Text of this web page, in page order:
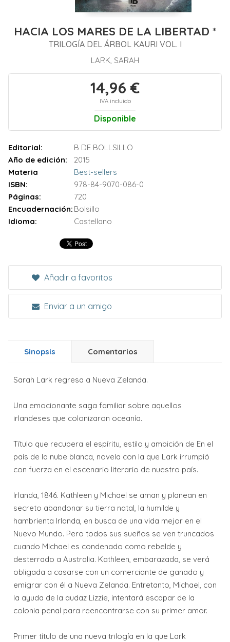
HACIA LOS MARES DE LA LIBERTAD *
TRILOGÍA DEL ÁRBOL KAURI VOL. I
LARK, SARAH
14,96 €
IVA incluido
Disponible
Editorial:
B DE BOLLSILLO
Año de edición:
2015
Materia
Best-sellers
ISBN:
978-84-9070-086-0
Páginas:
720
Encuadernación: Bolsillo
Idioma:
Castellano
Añadir a favoritos
Enviar a un amigo
Sinopsis Comentarios
Sarah Lark regresa a Nueva Zelanda.
Una emocionante saga familiar sobre aquellos
irlandeses que colonizaron oceanía.
Título que recupera el espíritu, estilo y ambición de En el
país de la nube blanca, novela con la que Lark irrumpió
con fuerza en el escenario literario de nuestro país.
Irlanda, 1846. Kathleen y Michael se aman y planean en
secreto abandonar su tierra natal, la humilde y
hambrienta Irlanda, en busca de una vida mejor en el
Nuevo Mundo. Pero todos sus sueños se ven truncados
cuando Michael es condenado como rebelde y
desterrado a Australia. Kathleen, embarazada, se verá
obligada a casarse con un comerciante de ganado y
emigrar con él a Nueva Zelanda. Entretanto, Michael, con
la ayuda de la audaz Lizzie, intentará escapar de la
colonia penal para reencontrarse con su primer amor.
Primer título de una nueva trilogía en la que Lark